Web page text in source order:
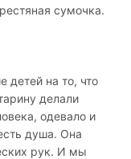
сумочка.
детей на то, что
делали
одевало и
душа. Она
рук. И мы